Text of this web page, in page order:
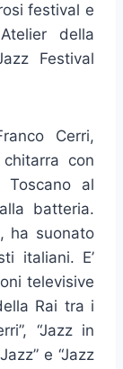
festival e
della
Festival
Cerri,
con
al
batteria.
ha suonato
italiani. E’
televisive
Rai tra i
“Jazz in
e “Jazz